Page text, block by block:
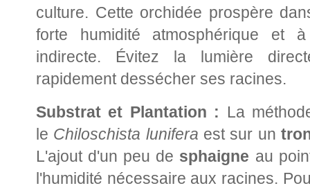
culture. Cette orchidée prospère
forte humidité atmosphérique et
indirecte. Évitez la lumière
rapidement dessécher ses racines.
Substrat et Plantation : La
le Chiloschista lunifera est sur un
L'ajout d'un peu de sphaigne au
l'humidité nécessaire aux racines.